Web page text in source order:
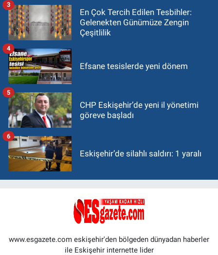
En Çok Tercih Edilen Tesbihler:
Gelenekten Günümüze Zengin
Çeşitlilik
3
Efsane tesislerde yeni dönem
4
CHP Eskişehir’de yeni il yönetimi
göreve başladı
5
Eskişehir’de silahlı saldırı: 1 yaralı
6
www.esgazete.com eskişehir'den bölgeden dünyadan haberler
ile Eskişehir internette lider